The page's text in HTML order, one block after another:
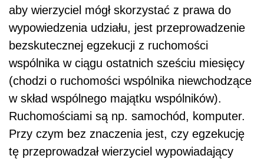
aby wierzyciel mógł skorzystać z prawa do
wypowiedzenia udziału, jest przeprowadzenie
bezskutecznej egzekucji z ruchomości
wspólnika w ciągu ostatnich sześciu miesięcy
(chodzi o ruchomości wspólnika niewchodzące
w skład wspólnego majątku wspólników).
Ruchomościami są np. samochód, komputer.
Przy czym bez znaczenia jest, czy egzekucję
tę przeprowadzał wierzyciel wypowiadający